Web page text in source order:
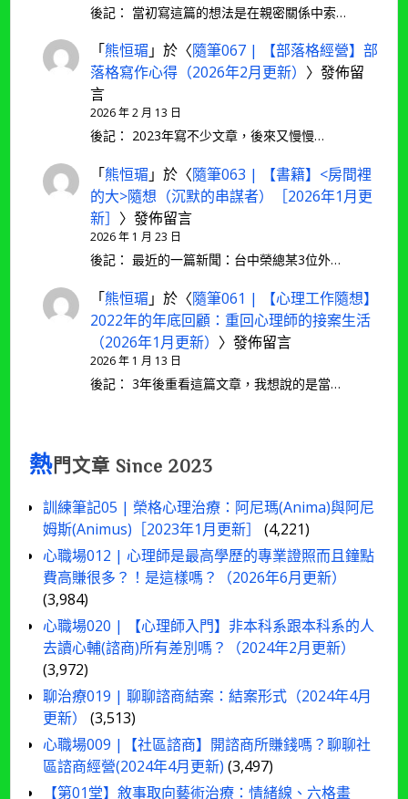
後記： 當初寫這篇的想法是在親密關係中索…
「熊恒瑂 」於〈隨筆067 | 【部落格經營】部
落格寫作心得（2026年2月更新） 〉發佈留
言
2026 年 2 月 13 日
後記： 2023年寫不少文章，後來又慢慢…
「熊恒瑂 」於〈隨筆063 | 【書籍】<房間裡
的大>隨想（沉默的串謀者）［2026年1月更
新］ 〉發佈留言
2026 年 1 月 23 日
後記： 最近的一篇新聞：台中榮總某3位外…
「熊恒瑂 」於〈隨筆061 | 【心理工作隨想】
2022年的年底回顧：重回心理師的接案生活
（2026年1月更新） 〉發佈留言
2026 年 1 月 13 日
後記： 3年後重看這篇文章，我想說的是當…
熱門文章 Since 2023
訓練筆記05 | 榮格心理治療：阿尼瑪(Anima)與阿尼
姆斯(Animus)［2023年1月更新］
(4,221)
心職場012 | 心理師是最高學歷的專業證照而且鐘點
費高賺很多？！是這樣嗎？（2026年6月更新）
(3,984)
心職場020 | 【心理師入門】非本科系跟本科系的人
去讀心輔(諮商)所有差別嗎？（2024年2月更新）
(3,972)
聊治療019 | 聊聊諮商結案：結案形式（2024年4月
更新）
(3,513)
心職場009 |【社區諮商】開諮商所賺錢嗎？聊聊社
區諮商經營(2024年4月更新) (3,497)
【第01堂】敘事取向藝術治療：情緒線、六格畫